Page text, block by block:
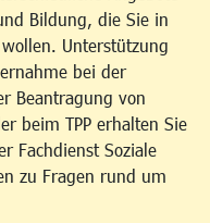
Bildung, die Sie in
Unterstützung
bei der
Beantragung von
beim TPP erhalten Sie
Fachdienst Soziale
zu Fragen rund um